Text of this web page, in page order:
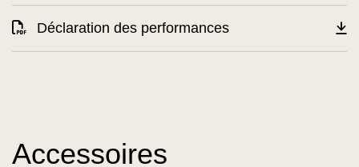
Déclaration des performances
Accessoires